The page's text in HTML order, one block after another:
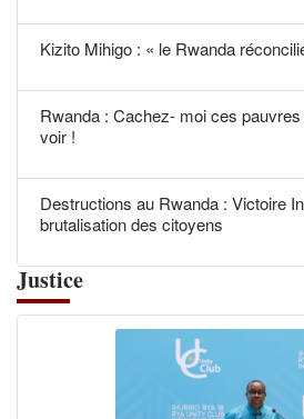
Kizito Mihigo : « le Rwanda
Rwanda : Cachez- moi ces
voir !
Destructions au Rwanda : Victoire
brutalisation des citoyens
Justice